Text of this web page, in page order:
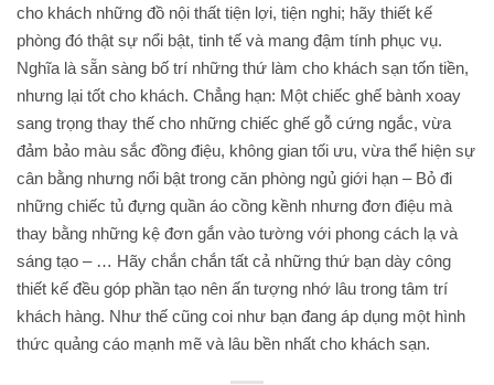
cho khách những đồ nội thất tiện lợi, tiện nghi; hãy thiết kế
phòng đó thật sự nổi bật, tinh tế và mang đậm tính phục vụ.
Nghĩa là sẵn sàng bố trí những thứ làm cho khách sạn tốn tiền,
nhưng lại tốt cho khách. Chẳng hạn: Một chiếc ghế bành xoay
sang trọng thay thế cho những chiếc ghế gỗ cứng ngắc, vừa
đảm bảo màu sắc đồng điệu, không gian tối ưu, vừa thể hiện sự
cân bằng nhưng nổi bật trong căn phòng ngủ giới hạn – Bỏ đi
những chiếc tủ đựng quần áo cồng kềnh nhưng đơn điệu mà
thay bằng những kệ đơn gắn vào tường với phong cách lạ và
sáng tạo – … Hãy chắn chắn tất cả những thứ bạn dày công
thiết kế đều góp phần tạo nên ấn tượng nhớ lâu trong tâm trí
khách hàng. Như thế cũng coi như bạn đang áp dụng một hình
thức quảng cáo mạnh mẽ và lâu bền nhất cho khách sạn.